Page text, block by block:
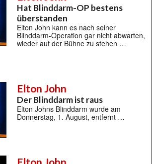
Hat Blinddarm-OP bestens
überstanden
Elton John kann es nach seiner
Blinddarm-Operation gar nicht abwarten,
wieder auf der Bühne zu stehen …
Elton John
Der Blinddarm ist raus
Elton Johns Blinddarm wurde am
Donnerstag, 1. August, entfernt …